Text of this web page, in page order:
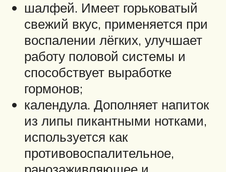
шалфей. Имеет горьковатый
свежий вкус, применяется при
воспалении лёгких, улучшает
работу половой системы и
способствует выработке
гормонов;
календула. Дополняет напиток
из липы пикантными нотками,
используется как
противовоспалительное,